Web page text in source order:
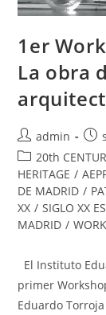
1er
La obra
admin
20th
HERITAGE /
DE MADRID /
XX / SIGLO XX
MADRID /
El Instituto
primer
Eduardo